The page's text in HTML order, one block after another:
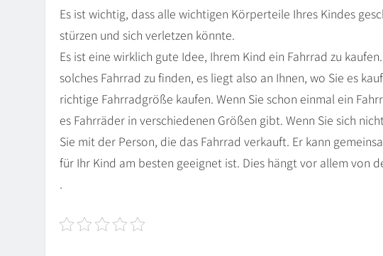
Es ist wichtig, dass alle wichtigen Körperteile Ihres Kindes
stürzen und sich verletzen könnte.
Es ist eine wirklich gute Idee, Ihrem Kind ein Fahrrad zu
solches Fahrrad zu finden, es liegt also an Ihnen, wo Sie es
richtige Fahrradgröße kaufen. Wenn Sie schon einmal ein
es Fahrräder in verschiedenen Größen gibt. Wenn Sie sich
Sie mit der Person, die das Fahrrad verkauft. Er kann
für Ihr Kind am besten geeignet ist. Dies hängt vor allem von
.